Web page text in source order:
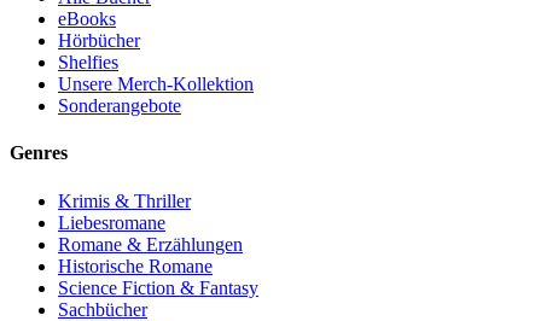
eBooks
Hörbücher
Shelfies
Unsere Merch-Kollektion
Sonderangebote
Genres
Krimis & Thriller
Liebesromane
Romane & Erzählungen
Historische Romane
Science Fiction & Fantasy
Sachbücher